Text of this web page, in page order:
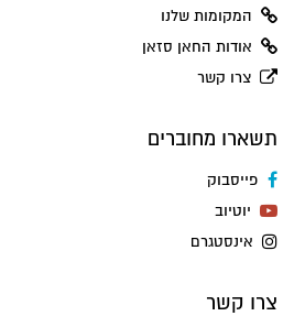
המקומות שלנו
אודות החאן סזאן
צרו קשר
תשארו מחוברים
פייסבוק
יוטיוב
אינסטגרם
צרו קשר